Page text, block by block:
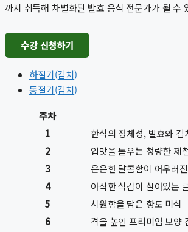
까지 취득해 차별화된 발효 음식 전문가가 될 수
수강 신청하기
하절기(김치)
동절기(김치)
주차
1
한식의 정체성, 발효와 김
2
입맛을 돋우는 청량한 제
3
은은한 달콤함이 어우러
4
아삭한 식감이 살아있는
5
시원함을 담은 향토 미식
6
격을 높인 프리미엄 보양